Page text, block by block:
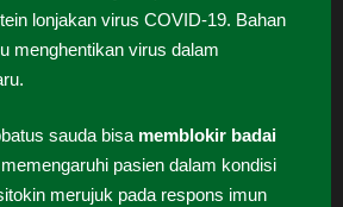
lonjakan virus COVID-19. Bahan
menghentikan virus dalam
sauda bisa memblokir badai
pasien dalam kondisi
merujuk pada respons imun